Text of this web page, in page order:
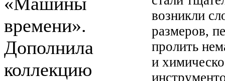
времени».
Дополнила
коллекцию
возникли
размеров,
пролить
и